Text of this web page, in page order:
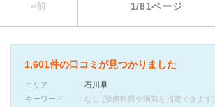
«前 1/81ページ
1,601件の口コミが見つかりました
エリア
石川県
キーワード
なし (診療科目や病気を指定できます)